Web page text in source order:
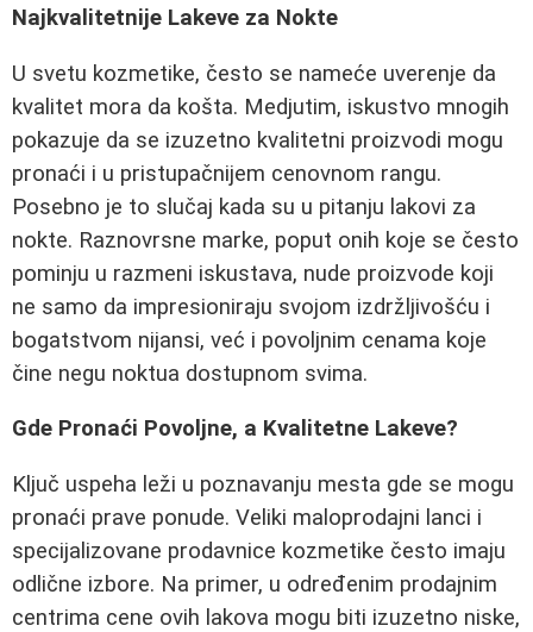
Najkvalitetnije Lakeve za Nokte
U svetu kozmetike, često se nameće uverenje da
kvalitet mora da košta. Medjutim, iskustvo mnogih
pokazuje da se izuzetno kvalitetni proizvodi mogu
pronaći i u pristupačnijem cenovnom rangu.
Posebno je to slučaj kada su u pitanju lakovi za
nokte. Raznovrsne marke, poput onih koje se često
pominju u razmeni iskustava, nude proizvode koji
ne samo da impresioniraju svojom izdržljivošću i
bogatstvom nijansi, već i povoljnim cenama koje
čine negu noktua dostupnom svima.
Gde Pronaći Povoljne, a Kvalitetne Lakeve?
Ključ uspeha leži u poznavanju mesta gde se mogu
pronaći prave ponude. Veliki maloprodajni lanci i
specijalizovane prodavnice kozmetike često imaju
odlične izbore. Na primer, u određenim prodajnim
centrima cene ovih lakova mogu biti izuzetno niske,